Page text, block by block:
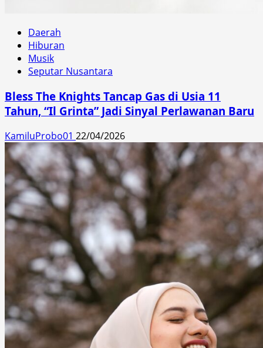
Daerah
Hiburan
Musik
Seputar Nusantara
Bless The Knights Tancap Gas di Usia 11
Tahun, “Il Grinta” Jadi Sinyal Perlawanan Baru
KamiluProbo01 22/04/2026